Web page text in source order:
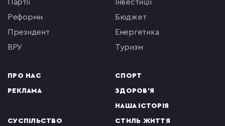
партії
реформи
президент
ВРУ
ПРО НАС
РЕКЛАМА
інвестиції
бюджет
енергетика
туризм
СПОРТ
ЗДОРОВ'Я
НАША ІСТОРІЯ
СУСПІЛЬСТВО СТИЛЬ ЖИТТЯ